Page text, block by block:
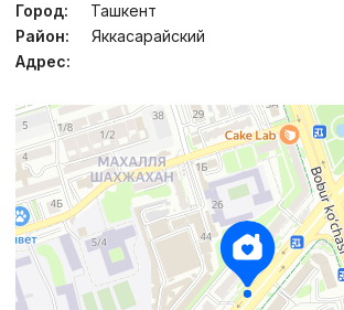
Город:
Ташкент
Район:
Яккасарайский
Адрес: